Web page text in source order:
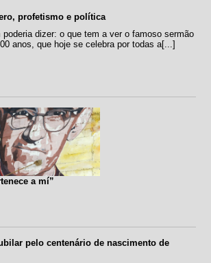
profetismo e política
dizer: o que tem a ver o famoso sermão
anos, que hoje se celebra por todas a[...]
a mí”
pelo centenário de nascimento de